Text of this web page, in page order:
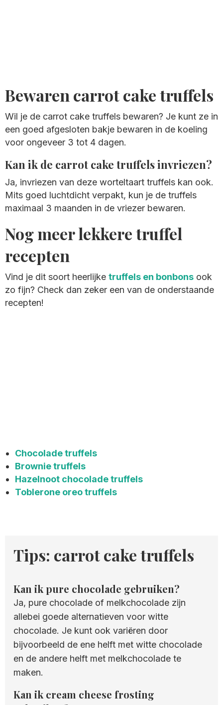
Bewaren carrot cake truffels
Wil je de carrot cake truffels bewaren? Je kunt ze in
een goed afgesloten bakje bewaren in de koeling
voor ongeveer 3 tot 4 dagen.
Kan ik de carrot cake truffels invriezen?
Ja, invriezen van deze worteltaart truffels kan ook.
Mits goed luchtdicht verpakt, kun je de truffels
maximaal 3 maanden in de vriezer bewaren.
Nog meer lekkere truffel
recepten
Vind je dit soort heerlijke truffels en bonbons ook
zo fijn? Check dan zeker een van de onderstaande
recepten!
Chocolade truffels
Brownie truffels
Hazelnoot chocolade truffels
Toblerone oreo truffels
Tips: carrot cake truffels
Kan ik pure chocolade gebruiken?
Ja, pure chocolade of melkchocolade zijn
allebei goede alternatieven voor witte
chocolade. Je kunt ook variëren door
bijvoorbeeld de ene helft met witte chocolade
en de andere helft met melkchocolade te
maken.
Kan ik cream cheese frosting